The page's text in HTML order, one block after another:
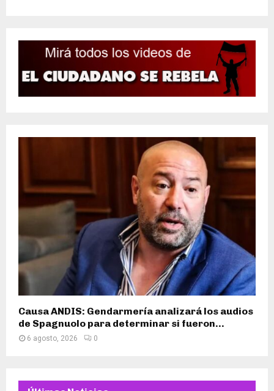
Causa ANDIS: Gendarmería analizará los audios
de Spagnuolo para determinar si fueron...
6 agosto, 2026 0